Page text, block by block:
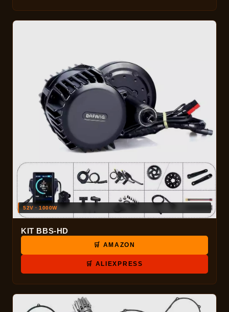
52V · 1000W
KIT BBS-HD
🛒 AMAZON
🛒 ALIEXPRESS